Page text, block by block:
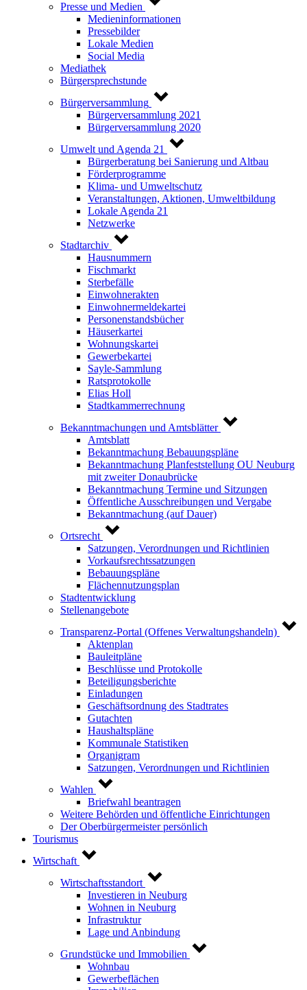
Presse und Medien
Medieninformationen
Pressebilder
Lokale Medien
Social Media
Mediathek
Bürgersprechstunde
Bürgerversammlung
Bürgerversammlung 2021
Bürgerversammlung 2020
Umwelt und Agenda 21
Bürgerberatung bei Sanierung und Altbau
Förderprogramme
Klima- und Umweltschutz
Veranstaltungen, Aktionen, Umweltbildung
Lokale Agenda 21
Netzwerke
Stadtarchiv
Hausnummern
Fischmarkt
Sterbefälle
Einwohnerakten
Einwohnermeldekartei
Personenstandsbücher
Häuserkartei
Wohnungskartei
Gewerbekartei
Sayle-Sammlung
Ratsprotokolle
Elias Holl
Stadtkammerrechnung
Bekanntmachungen und Amtsblätter
Amtsblatt
Bekanntmachung Bebauungspläne
Bekanntmachung Planfeststellung OU Neuburg
mit zweiter Donaubrücke
Bekanntmachung Termine und Sitzungen
Öffentliche Ausschreibungen und Vergabe
Bekanntmachung (auf Dauer)
Ortsrecht
Satzungen, Verordnungen und Richtlinien
Vorkaufsrechtssatzungen
Bebauungspläne
Flächennutzungsplan
Stadtentwicklung
Stellenangebote
Transparenz-Portal (Offenes Verwaltungshandeln)
Aktenplan
Bauleitpläne
Beschlüsse und Protokolle
Beteiligungsberichte
Einladungen
Geschäftsordnung des Stadtrates
Gutachten
Haushaltspläne
Kommunale Statistiken
Organigram
Satzungen, Verordnungen und Richtlinien
Wahlen
Briefwahl beantragen
Weitere Behörden und öffentliche Einrichtungen
Der Oberbürgermeister persönlich
Tourismus
Wirtschaft
Wirtschaftsstandort
Investieren in Neuburg
Wohnen in Neuburg
Infrastruktur
Lage und Anbindung
Grundstücke und Immobilien
Wohnbau
Gewerbeflächen